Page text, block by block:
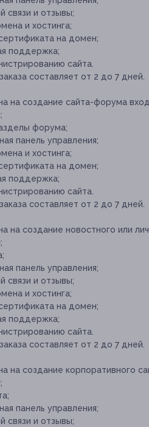
связи и отзывы;
и хостинга;
на домен;
поддержка;
сайта.
составляет от 2 до 7 дней.
на создание сайта-форума
форума;
панель управления;
и хостинга;
на домен;
поддержка;
сайта.
составляет от 2 до 7 дней.
на создание новостного или
панель управления;
связи и отзывы;
и хостинга;
на домен;
поддержка;
сайта.
составляет от 2 до 7 дней.
на создание корпоративного
панель управления;
связи и отзывы;